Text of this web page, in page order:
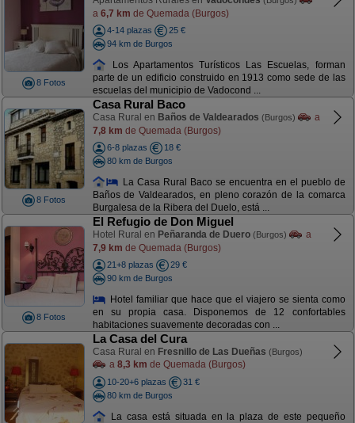
8 Fotos
a 6,7 km de Quemada (Burgos)
4-14 plazas
25 €
94 km de Burgos
Los Apartamentos Turísticos Las Escuelas, forman
parte de un edificio construido en 1913 como sede de las
escuelas del municipio de Vadocond ...
8 Fotos
Casa Rural Baco
Casa Rural en Baños de Valdearados (Burgos)
a
7,8 km de Quemada (Burgos)
6-8 plazas
18 €
80 km de Burgos
La Casa Rural Baco se encuentra en el pueblo de
Baños de Valdearados, en pleno corazón de la comarca
Burgalesa de la Ribera del Duelo, está ...
8 Fotos
El Refugio de Don Miguel
Hotel Rural en Peñaranda de Duero (Burgos)
a
7,9 km de Quemada (Burgos)
21+8 plazas
29 €
90 km de Burgos
Hotel familiar que hace que el viajero se sienta como
en su propia casa. Disponemos de 12 confortables
habitaciones suavemente decoradas con ...
La Casa del Cura
Casa Rural en Fresnillo de Las Dueñas (Burgos)
a 8,3 km de Quemada (Burgos)
10-20+6 plazas
31 €
80 km de Burgos
La casa está situada en la plaza de este pequeño